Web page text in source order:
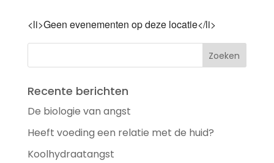
<li>Geen evenementen op deze locatie</li>
Recente berichten
De biologie van angst
Heeft voeding een relatie met de huid?
Koolhydraatangst